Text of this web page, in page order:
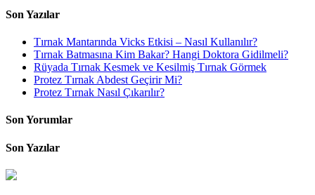
Son Yazılar
Tırnak Mantarında Vicks Etkisi – Nasıl Kullanılır?
Tırnak Batmasına Kim Bakar? Hangi Doktora Gidilmeli?
Rüyada Tırnak Kesmek ve Kesilmiş Tırnak Görmek
Protez Tırnak Abdest Geçirir Mi?
Protez Tırnak Nasıl Çıkarılır?
Son Yorumlar
Son Yazılar